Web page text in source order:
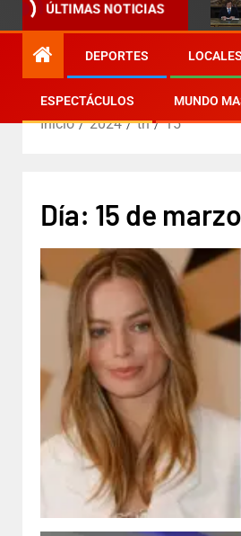
ÚLTIMAS NOTICIAS
DEPORTES LOCALES
ESPECTÁCULOS MUNDO
Inicio 2024 th 15
Día: 15 de